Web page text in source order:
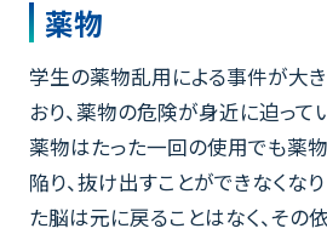
薬物
学生の薬物乱用による事件が大
おり、薬物の危険が身近に迫って
薬物はたった一回の使用でも薬
陥り、抜け出すことができなくな
た脳は元に戻ることはなく、その